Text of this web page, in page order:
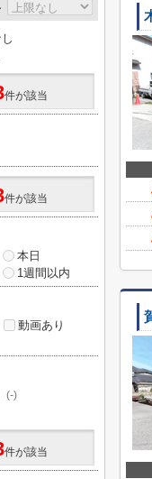
件が該当
件が該当
本日
1週間以内
動画あり
(-)
件が該当